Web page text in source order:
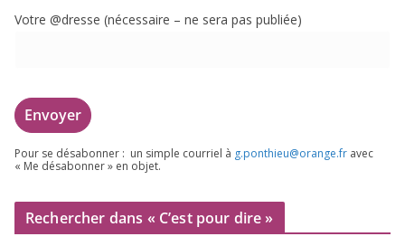
Votre @dresse (néces­saire – ne sera pas publiée)
Pour se désa­bon­ner : un simple cour­riel à g.​ponthieu@​orange.​fr avec
« Me désa­bon­ner » en objet.
Rechercher dans « C’est pour dire »